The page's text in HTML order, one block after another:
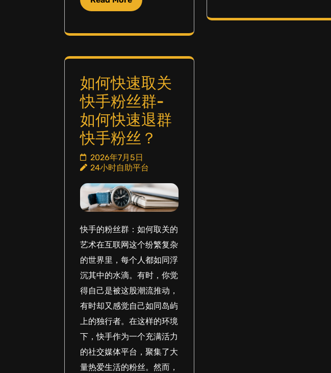
如何快速取关
快手粉丝群-
如何快速退群
快手粉丝？
2026年7月5日
24小时自助平台
快手的粉丝群：如何取关的
艺术在互联网这个纷繁复杂
的世界里，每个人都如同浮
沉其中的水滴。有时，你觉
得自己是被这股潮流推动，
有时却又感觉自己如同岛屿
上的独行者。在这样的环境
下，快手作为一个充满活力
的社交媒体平台，聚集了大
量热爱生活的粉丝。然而，